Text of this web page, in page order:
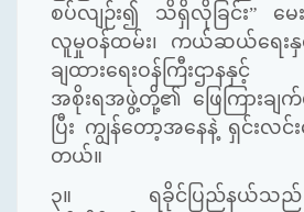
စပ်လျဉ်း၍ သိရှိလိုခြင်း” မေးခွ
လူမှုဝန်ထမ်း၊ ကယ်ဆယ်ရေးနှ
ချထားရေးဝန်ကြီးဌာန
အစိုးရအဖွဲ့တို့၏ ဖြေကြားချက်မ
ပြီး ကျွန်တော့အနေနဲ့ ရှင်းလင်း
တယ်။
၃။ ရခိုင်ပြည်နယ်သည် နှ